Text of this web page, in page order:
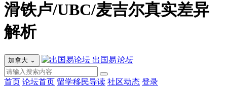
滑铁卢/UBC/麦吉尔真实差异
解析
加拿大 ⌄ 出国易论坛
首页 论坛首页 留学移民导读 社区动态 登录